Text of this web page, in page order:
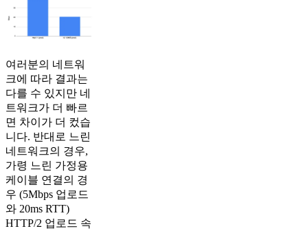
여러분의 네트워
크에 따라 결과는
다를 수 있지만 네
트워크가 더 빠르
면 차이가 더 컸습
니다. 반대로 느린
네트워크의 경우,
가령 느린 가정용
케이블 연결의 경
우 (5Mbps 업로드
와 20ms RTT)
HTTP/2 업로드 속